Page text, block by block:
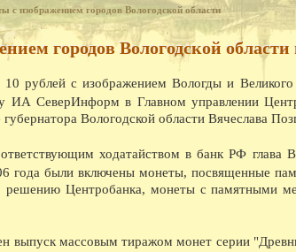
с изображением городов Вологодской области
городов Вологодской
10 рублей с изображением Вологды и
ИА СеверИнформ в Главном управлении
Вологодской области Вячеслава
ходатайством в банк РФ
года были включены монеты, посвященные
Центробанка, монеты с памятными
выпуск массовым тиражом монет серии